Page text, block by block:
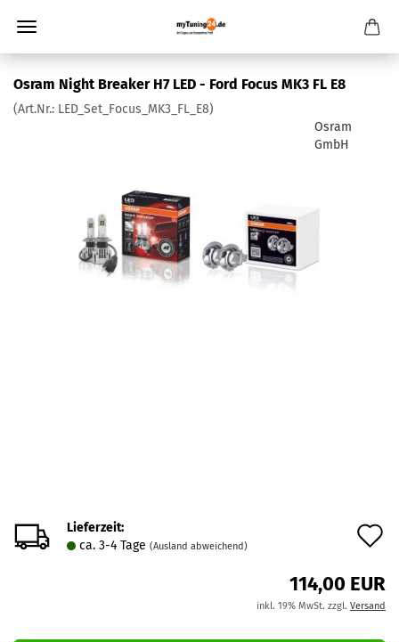
Osram Night Breaker H7 LED - Ford Focus MK3 FL E8
(Art.Nr.: LED_Set_Focus_MK3_FL_E8)
Osram
GmbH
Lieferzeit:
ca. 3-4 Tage (Ausland abweichend)
114,00 EUR
inkl. 19% MwSt. zzgl. Versand